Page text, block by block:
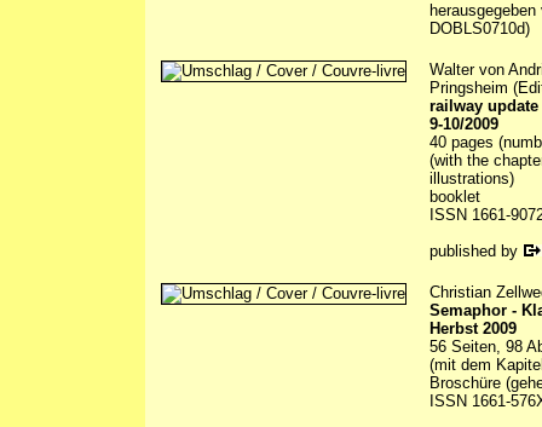
DOBLS0710d)
Walter von
Pringsheim
railway update
9-10/2009
40 pages
(with the
illustrations)
booklet
ISSN 1661-
published by
Christian
Semaphor -
Herbst 2009
56 Seiten, 98
(mit dem
Broschüre
ISSN 1661-